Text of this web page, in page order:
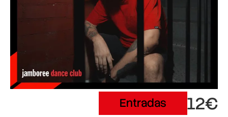
Entradas 12€